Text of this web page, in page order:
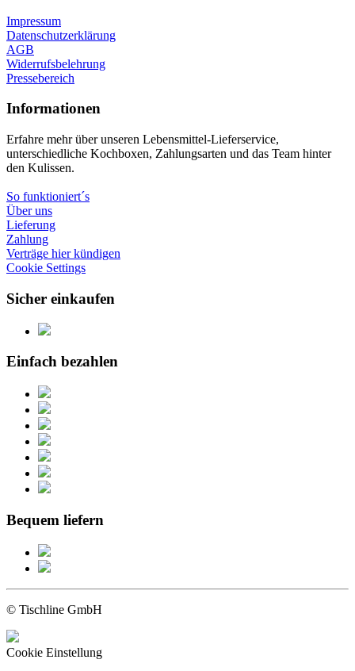
Impressum
Datenschutzerklärung
AGB
Widerrufsbelehrung
Pressebereich
Informationen
Erfahre mehr über unseren Lebensmittel-Lieferservice,
unterschiedliche Kochboxen, Zahlungsarten und das Team hinter
den Kulissen.
So funktioniert´s
Über uns
Lieferung
Zahlung
Verträge hier kündigen
Cookie Settings
Sicher einkaufen
Einfach bezahlen
Bequem liefern
© Tischline GmbH
Cookie Einstellung